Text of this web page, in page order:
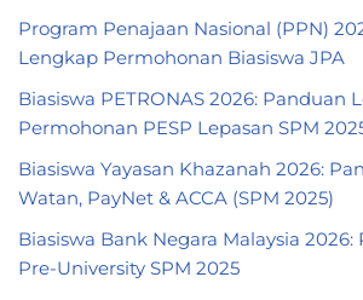
Program Penajaan Nasional (PPN)
Lengkap Permohonan Biasiswa JPA
Biasiswa PETRONAS 2026: Panduan
Permohonan PESP Lepasan SPM
Biasiswa Yayasan Khazanah 2026:
Watan, PayNet & ACCA (SPM 2025)
Biasiswa Bank Negara Malaysia
Pre-University SPM 2025